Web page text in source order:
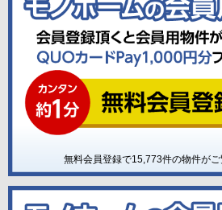
無料会員登録で15,773件の物件がご